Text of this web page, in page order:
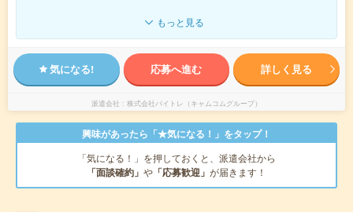
もっと見る
気になる! 応募へ進む 詳しく見る
派遣会社 株式会社バイトレ（キャムコムグループ）
興味があったら「★気になる！」をタップ！
「気になる！」を押しておくと、派遣会社から
「面談確約」 や 「応募歓迎」 が届きます！